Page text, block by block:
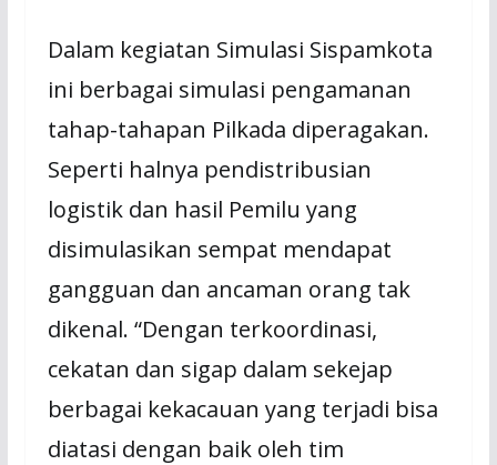
Dalam kegiatan Simulasi Sispamkota
ini berbagai simulasi pengamanan
tahap-tahapan Pilkada diperagakan.
Seperti halnya pendistribusian
logistik dan hasil Pemilu yang
disimulasikan sempat mendapat
gangguan dan ancaman orang tak
dikenal. “Dengan terkoordinasi,
cekatan dan sigap dalam sekejap
berbagai kekacauan yang terjadi bisa
diatasi dengan baik oleh tim